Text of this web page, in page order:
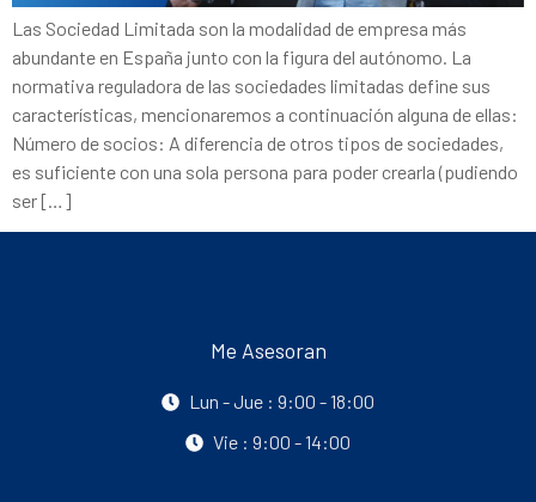
Las Sociedad Limitada son la modalidad de empresa más
abundante en España junto con la figura del autónomo. La
normativa reguladora de las sociedades limitadas define sus
características, mencionaremos a continuación alguna de ellas:
Número de socios: A diferencia de otros tipos de sociedades,
es suficiente con una sola persona para poder crearla (pudiendo
ser […]
Me Asesoran
Lun - Jue : 9:00 - 18:00
Vie : 9:00 - 14:00